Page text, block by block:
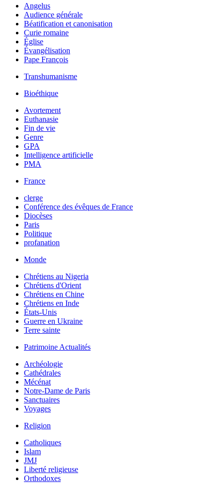
Angelus
Audience générale
Béatification et canonisation
Curie romaine
Église
Évangélisation
Pape François
Transhumanisme
Bioéthique
Avortement
Euthanasie
Fin de vie
Genre
GPA
Intelligence artificielle
PMA
France
clerge
Conférence des évêques de France
Diocèses
Paris
Politique
profanation
Monde
Chrétiens au Nigeria
Chrétiens d'Orient
Chrétiens en Chine
Chrétiens en Inde
États-Unis
Guerre en Ukraine
Terre sainte
Patrimoine Actualités
Archéologie
Cathédrales
Mécénat
Notre-Dame de Paris
Sanctuaires
Voyages
Religion
Catholiques
Islam
JMJ
Liberté religieuse
Orthodoxes